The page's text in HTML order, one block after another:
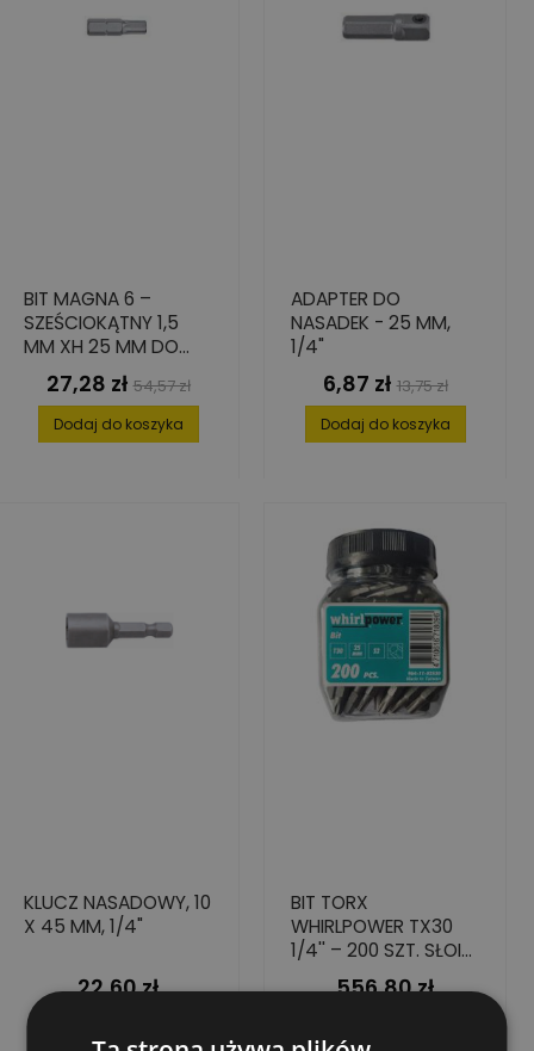
BIT MAGNA 6 –
SZEŚCIOKĄTNY 1,5
MM XH 25 MM DO
PRECYZYJNEGO
WKRĘCANIA – 5 SZT.
Cena
27,28 zł Cena
podstawowa
54,57 zł
Dodaj do koszyka
ADAPTER DO
NASADEK - 25 MM,
1/4"
Cena
6,87 zł Cena
podstawowa
13,75 zł
Dodaj do koszyka
KLUCZ NASADOWY, 10
X 45 MM, 1/4"
Cena
22,60 zł
BIT TORX
WHIRLPOWER TX30
1/4'' – 200 SZT. SŁOIK
STAL S2Cena
556,80 zł